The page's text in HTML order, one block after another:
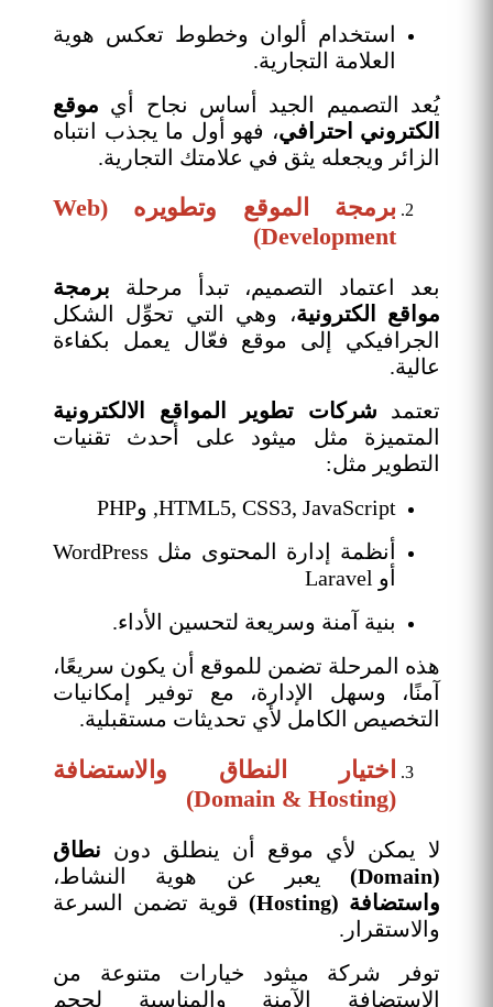
استخدام ألوان وخطوط تعكس هوية
العلامة التجارية.
يُعد التصميم الجيد أساس نجاح أي موقع
الكتروني احترافي، فهو أول ما يجذب انتباه
الزائر ويجعله يثق في علامتك التجارية.
برمجة الموقع وتطويره (Web
Development)
بعد اعتماد التصميم، تبدأ مرحلة برمجة
مواقع الكترونية، وهي التي تحوِّل الشكل
الجرافيكي إلى موقع فعّال يعمل بكفاءة
عالية.
تعتمد شركات تطوير المواقع الالكترونية
المتميزة مثل ميثود على أحدث تقنيات
التطوير مثل:
HTML5, CSS3, JavaScript, وPHP
أنظمة إدارة المحتوى مثل WordPress
أو Laravel
بنية آمنة وسريعة لتحسين الأداء.
هذه المرحلة تضمن للموقع أن يكون سريعًا،
آمنًا، وسهل الإدارة، مع توفير إمكانيات
التخصيص الكامل لأي تحديثات مستقبلية.
اختيار النطاق والاستضافة
(Domain & Hosting)
لا يمكن لأي موقع أن ينطلق دون نطاق
(Domain)
يعبر عن هوية النشاط،
واستضافة (Hosting)
قوية تضمن السرعة
والاستقرار.
توفر شركة ميثود خيارات متنوعة من
الاستضافة الآمنة والمناسبة لحجم